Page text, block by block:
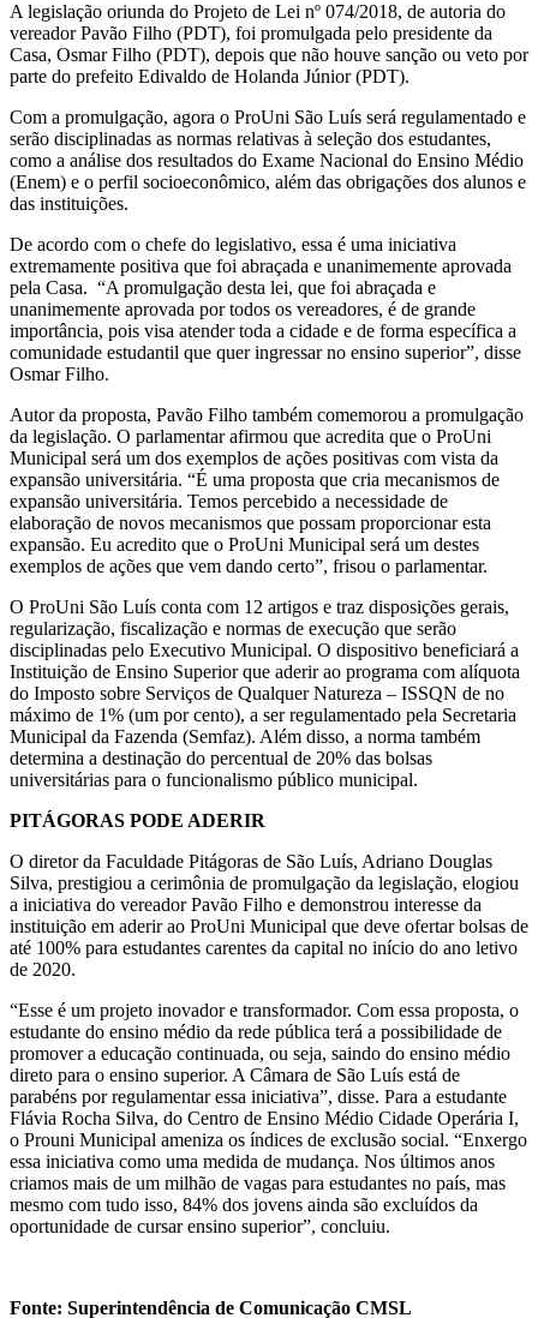
A legislação oriunda do Projeto de Lei nº 074/2018, de autoria do
vereador Pavão Filho (PDT), foi promulgada pelo presidente da
Casa, Osmar Filho (PDT), depois que não houve sanção ou veto por
parte do prefeito Edivaldo de Holanda Júnior (PDT).
Com a promulgação, agora o ProUni São Luís será regulamentado e
serão disciplinadas as normas relativas à seleção dos estudantes,
como a análise dos resultados do Exame Nacional do Ensino Médio
(Enem) e o perfil socioeconômico, além das obrigações dos alunos e
das instituições.
De acordo com o chefe do legislativo, essa é uma iniciativa
extremamente positiva que foi abraçada e unanimemente aprovada
pela Casa. “A promulgação desta lei, que foi abraçada e
unanimemente aprovada por todos os vereadores, é de grande
importância, pois visa atender toda a cidade e de forma específica a
comunidade estudantil que quer ingressar no ensino superior”, disse
Osmar Filho.
Autor da proposta, Pavão Filho também comemorou a promulgação
da legislação. O parlamentar afirmou que acredita que o ProUni
Municipal será um dos exemplos de ações positivas com vista da
expansão universitária. “É uma proposta que cria mecanismos de
expansão universitária. Temos percebido a necessidade de
elaboração de novos mecanismos que possam proporcionar esta
expansão. Eu acredito que o ProUni Municipal será um destes
exemplos de ações que vem dando certo”, frisou o parlamentar.
O ProUni São Luís conta com 12 artigos e traz disposições gerais,
regularização, fiscalização e normas de execução que serão
disciplinadas pelo Executivo Municipal. O dispositivo beneficiará a
Instituição de Ensino Superior que aderir ao programa com alíquota
do Imposto sobre Serviços de Qualquer Natureza – ISSQN de no
máximo de 1% (um por cento), a ser regulamentado pela Secretaria
Municipal da Fazenda (Semfaz). Além disso, a norma também
determina a destinação do percentual de 20% das bolsas
universitárias para o funcionalismo público municipal.
PITÁGORAS PODE ADERIR
O diretor da Faculdade Pitágoras de São Luís, Adriano Douglas
Silva, prestigiou a cerimônia de promulgação da legislação, elogiou
a iniciativa do vereador Pavão Filho e demonstrou interesse da
instituição em aderir ao ProUni Municipal que deve ofertar bolsas de
até 100% para estudantes carentes da capital no início do ano letivo
de 2020.
“Esse é um projeto inovador e transformador. Com essa proposta, o
estudante do ensino médio da rede pública terá a possibilidade de
promover a educação continuada, ou seja, saindo do ensino médio
direto para o ensino superior. A Câmara de São Luís está de
parabéns por regulamentar essa iniciativa”, disse. Para a estudante
Flávia Rocha Silva, do Centro de Ensino Médio Cidade Operária I,
o Prouni Municipal ameniza os índices de exclusão social. “Enxergo
essa iniciativa como uma medida de mudança. Nos últimos anos
criamos mais de um milhão de vagas para estudantes no país, mas
mesmo com tudo isso, 84% dos jovens ainda são excluídos da
oportunidade de cursar ensino superior”, concluiu.
Fonte: Superintendência de Comunicação CMSL